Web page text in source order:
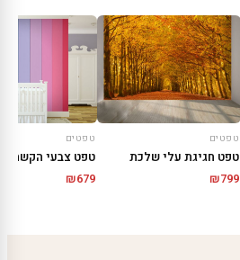
טפטים
טפט חגיגת עלי שלכת
₪799
טפטים
טפט צבעי הקשת
₪679